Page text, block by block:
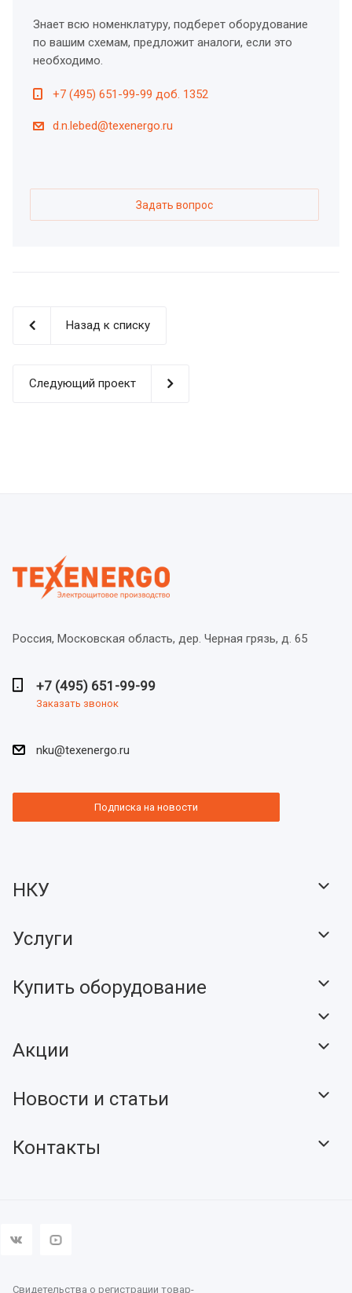
Знает всю номенклатуру, подберет оборудование
по вашим схемам, предложит аналоги, если это
необходимо.
d.n.lebed@texenergo.ru
+7 (495) 651-99-99 доб. 1352
Задать вопрос
Назад к списку
Следующий проект
Россия, Московская область, дер. Черная грязь, д. 65
+7 (495) 651-99-99
Заказать звонок
nku@texenergo.ru
Подписка на новости
НКУ
Услуги
Купить оборудование
Акции
Новости и статьи
Контакты
Свидетельства о регистрации товар-